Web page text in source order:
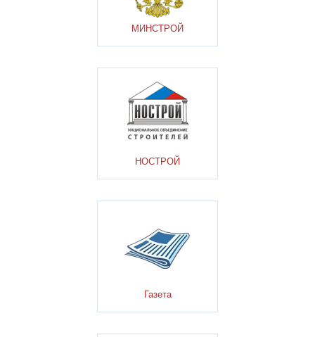
МИНСТРОЙ
НОСТРОЙ
Газета